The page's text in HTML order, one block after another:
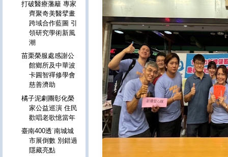
打破醫療藩籬 專家
齊聚奇美醫擘畫
跨域合作藍圖 引
領研究學術新風
潮
苗栗榮服處感謝公
館鄉所及中華波
卡圓智禪修學會
慈善濟助
橘子泥劇團彰化榮
家公益巡演 住民
歡唱老歌憶當年
臺南400透˙南城城
市展倒數 別錯過
隱藏亮點